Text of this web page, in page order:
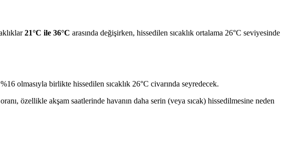
21°C ile 36°C arasında değişirken, hissedilen sıcaklık ortalama 26°C seviyesinde
olmasıyla birlikte hissedilen sıcaklık 26°C civarında seyredecek.
özellikle akşam saatlerinde havanın daha serin (veya sıcak) hissedilmesine neden